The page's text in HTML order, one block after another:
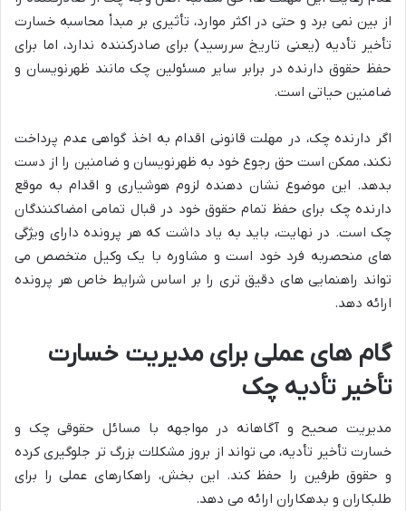
از بین نمی برد و حتی در اکثر موارد، تأثیری بر مبدأ محاسبه خسارت
تأخیر تأدیه (یعنی تاریخ سررسید) برای صادرکننده ندارد، اما برای
حفظ حقوق دارنده در برابر سایر مسئولین چک مانند ظهرنویسان و
ضامنین حیاتی است.
اگر دارنده چک، در مهلت قانونی اقدام به اخذ گواهی عدم پرداخت
نکند، ممکن است حق رجوع خود به ظهرنویسان و ضامنین را از دست
بدهد. این موضوع نشان دهنده لزوم هوشیاری و اقدام به موقع
دارنده چک برای حفظ تمام حقوق خود در قبال تمامی امضاکنندگان
چک است. در نهایت، باید به یاد داشت که هر پرونده دارای ویژگی
های منحصربه فرد خود است و مشاوره با یک وکیل متخصص می
تواند راهنمایی های دقیق تری را بر اساس شرایط خاص هر پرونده
ارائه دهد.
گام های عملی برای مدیریت خسارت
تأخیر تأدیه چک
مدیریت صحیح و آگاهانه در مواجهه با مسائل حقوقی چک و
خسارت تأخیر تأدیه، می تواند از بروز مشکلات بزرگ تر جلوگیری کرده
و حقوق طرفین را حفظ کند. این بخش، راهکارهای عملی را برای
طلبکاران و بدهکاران ارائه می دهد.